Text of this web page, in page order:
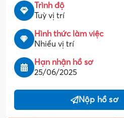
Trình độ
Tuỳ vị trí
Hình thức làm việc
Nhiều vị trí
Hạn nhận hồ sơ
25/06/2025
Nộp hồ sơ